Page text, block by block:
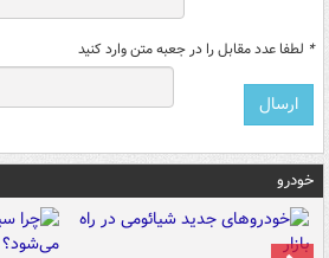
* لطفا عدد مقابل را در جعبه متن وارد کنید
خودرو